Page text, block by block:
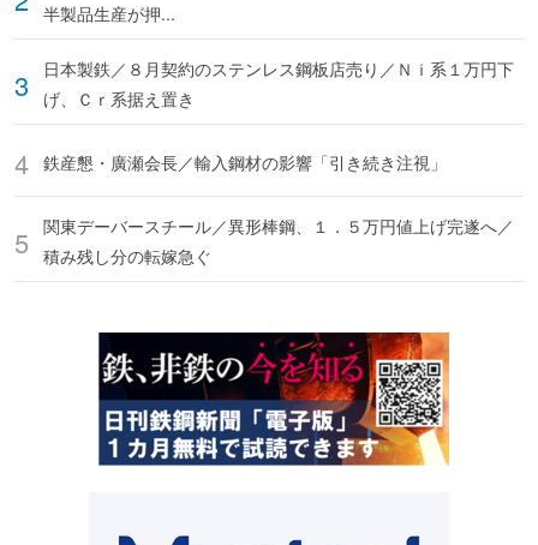
半製品生産が押...
日本製鉄／８月契約のステンレス鋼板店売り／Ｎｉ系１万円下
げ、Ｃｒ系据え置き
鉄産懇・廣瀬会長／輸入鋼材の影響「引き続き注視」
関東デーバースチール／異形棒鋼、１．５万円値上げ完遂へ／
積み残し分の転嫁急ぐ